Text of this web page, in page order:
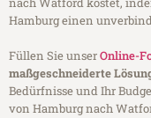
Hamburg einen
Füllen Sie unserOnline-
maßgeschneiderte
Bedürfnisse und Ihr
von Hamburg nach